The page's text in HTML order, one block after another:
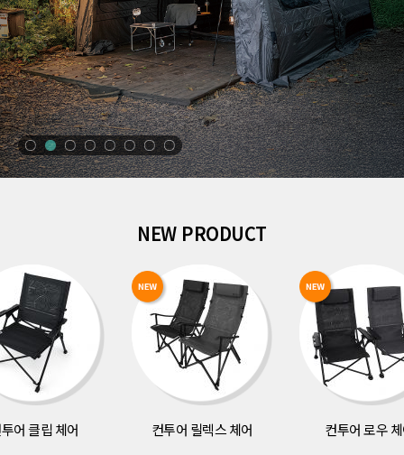
NEW PRODUCT
어 클립 체어 컨투어 릴렉스 체어 컨투어 로우